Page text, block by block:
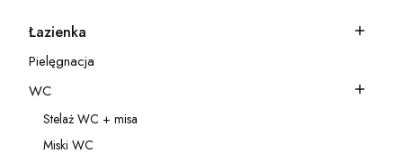
Kategoria - Łazienka
Łazienka
Kategoria - Pielęgnacja
Pielęgnacja
Kategoria - WC
WC
Kategoria - Stelaż WC + misa
Stelaż WC + misa
Kategoria - Miski WC
Miski WC